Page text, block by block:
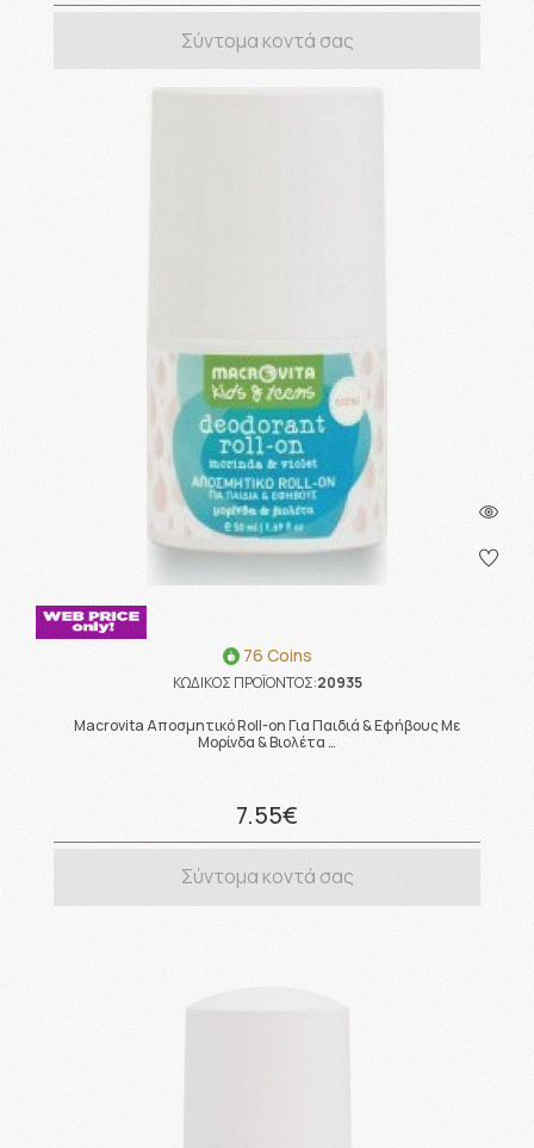
Σύντομα κοντά σας
76 Coins
ΚΩΔΙΚΟΣ ΠΡΟΪΟΝΤΟΣ:20935
Macrovita Αποσμητικό Roll-on Για Παιδιά & Εφήβους Με
Μορίνδα & Βιολέτα …
7.55€
Σύντομα κοντά σας